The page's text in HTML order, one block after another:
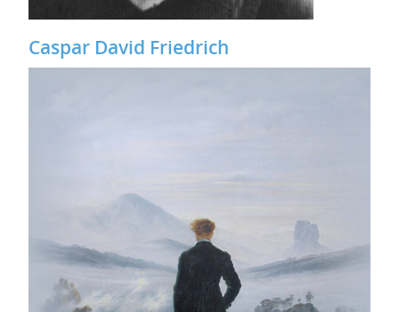
Caspar David Friedrich